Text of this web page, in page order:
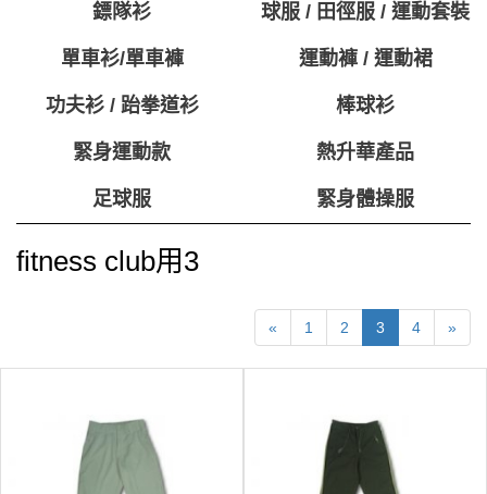
鏢隊衫 球服 / 田徑服 / 運動套裝
單車衫/單車褲 運動褲 / 運動裙
功夫衫 / 跆拳道衫 棒球衫
緊身運動款 熱升華產品
足球服 緊身體操服
fitness club用3
« 1 2 3 4 »